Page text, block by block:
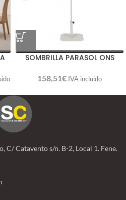
SOMBRILLA PARASOL ONS
158,51€ IVA incluido
C/ Catavento s/n. B-2, Local 1. Fene.